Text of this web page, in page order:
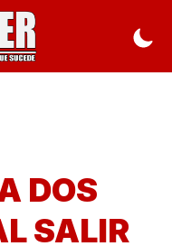
DOS
SALIR